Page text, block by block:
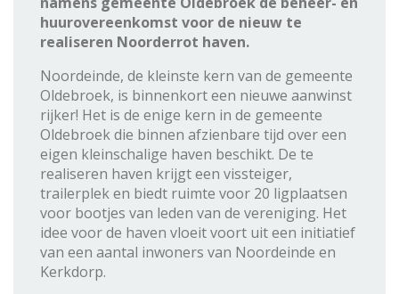
huurovereenkomst voor de nieuw te
realiseren Noorderrot haven.
Noordeinde, de kleinste kern van de gemeente
Oldebroek, is binnenkort een nieuwe aanwinst
rijker! Het is de enige kern in de gemeente
Oldebroek die binnen afzienbare tijd over een
eigen kleinschalige haven beschikt. De te
realiseren haven krijgt een vissteiger,
trailerplek en biedt ruimte voor 20 ligplaatsen
voor bootjes van leden van de vereniging. Het
idee voor de haven vloeit voort uit een initiatief
van een aantal inwoners van Noordeinde en
Kerkdorp.